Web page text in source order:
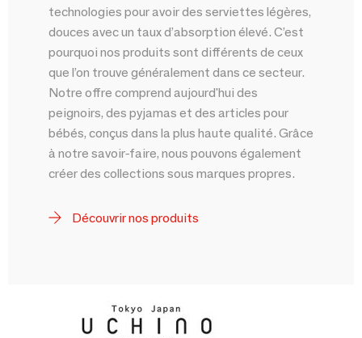
technologies pour avoir des serviettes légères,
douces avec un taux d’absorption élevé. C’est
pourquoi nos produits sont différents de ceux
que l’on trouve généralement dans ce secteur.
Notre offre comprend aujourd'hui des
peignoirs, des pyjamas et des articles pour
bébés, conçus dans la plus haute qualité. Grâce
à notre savoir-faire, nous pouvons également
créer des collections sous marques propres.
Découvrir nos produits